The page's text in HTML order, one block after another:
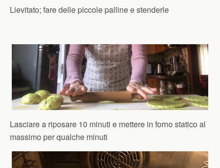
Lievitato; fare delle piccole palline e stenderle
Lasciare a riposare 10 minuti e mettere in forno statico al
massimo per qualche minuti